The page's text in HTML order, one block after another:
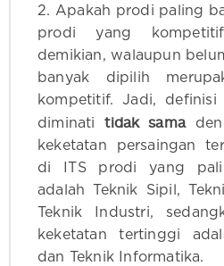
2. Apakah prodi paling
prodi yang
demikian, walaupun
banyak dipilih
kompetitif. Jadi,
diminatitidak sama
keketatan persaingan
di ITS prodi yang
adalah Teknik Sipil,
Teknik Industri,
keketatan tertinggi
dan Teknik Informatika.